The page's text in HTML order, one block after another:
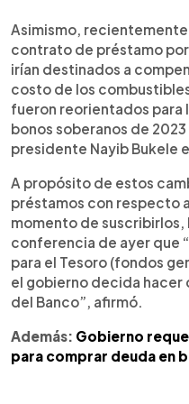
Asimismo, recientemente
contrato de préstamo
irían destinados a
costo de los
fueron reorientados para
bonos soberanos de
presidente Nayib Bukele
A propósito de estos
préstamos con respecto
momento de suscribirlos,
conferencia de ayer que
para el Tesoro (fondos
el gobierno decida hacer
del Banco”, afirmó.
Además: Gobierno
para comprar deuda en